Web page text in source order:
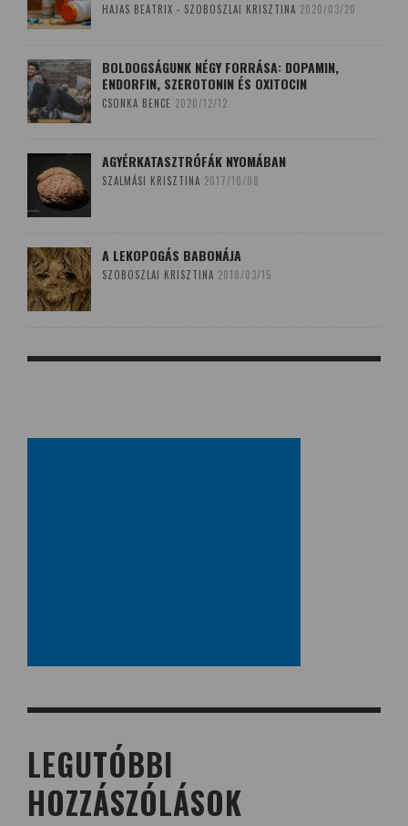
HAJAS BEATRIX - SZOBOSZLAI KRISZTINA 2020/03/20
BOLDOGSÁGUNK NÉGY FORRÁSA: DOPAMIN,
ENDORFIN, SZEROTONIN ÉS OXITOCIN
CSONKA BENCE 2020/12/12
AGYÉRKATASZTRÓFÁK NYOMÁBAN
SZALMÁSI KRISZTINA 2017/10/08
A LEKOPOGÁS BABONÁJA
SZOBOSZLAI KRISZTINA 2018/03/15
LEGUTÓBBI
HOZZÁSZÓLÁSOK